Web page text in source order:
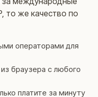
то же качество по
операторами для
браузера с любого
платите за минуту